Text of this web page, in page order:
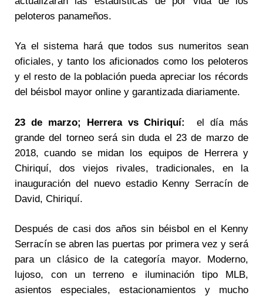
peloteros panameños.
Ya el sistema hará que todos sus numeritos sean
oficiales, y tanto los aficionados como los peloteros
y el resto de la población pueda apreciar los récords
del béisbol mayor online y garantizada diariamente.
23 de marzo; Herrera vs Chiriquí:
el día más
grande del torneo será sin duda el 23 de marzo de
2018, cuando se midan los equipos de Herrera y
Chiriquí, dos viejos rivales, tradicionales, en la
inauguración del nuevo estadio Kenny Serracín de
David, Chiriquí.
Después de casi dos años sin béisbol en el Kenny
Serracín se abren las puertas por primera vez y será
para un clásico de la categoría mayor. Moderno,
lujoso, con un terreno e iluminación tipo MLB,
asientos especiales, estacionamientos y mucho